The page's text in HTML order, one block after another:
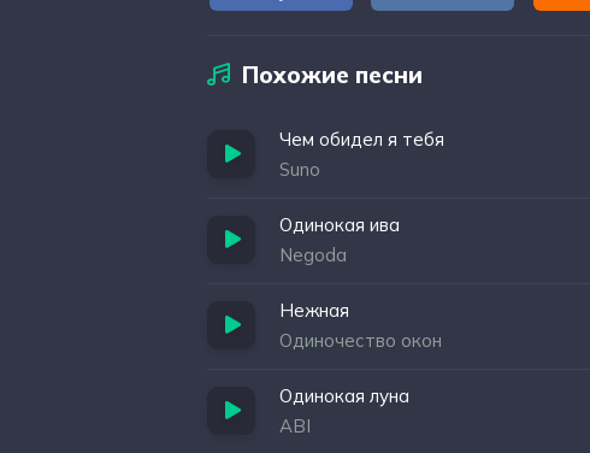
Ей теперь никому
Похожие песни
Чем обидел я тебя
Suno
Одинокая ива
Negoda
Нежная
Одиночество окон
Одинокая луна
ABI